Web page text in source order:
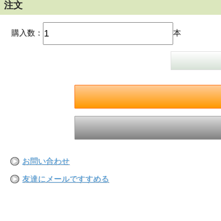
注文
購入数： 本
お問い合わせ
友達にメールですすめる